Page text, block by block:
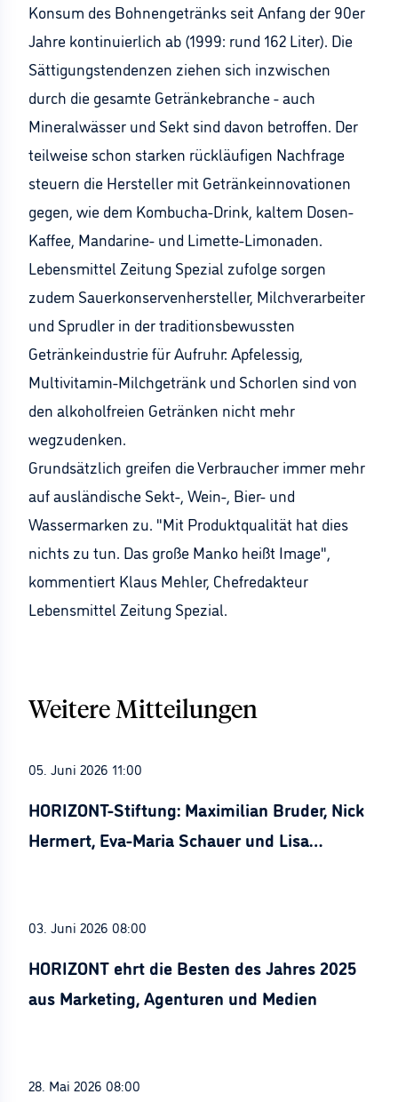
Konsum des Bohnengetränks seit Anfang der 90er
Jahre kontinuierlich ab (1999: rund 162 Liter). Die
Sättigungstendenzen ziehen sich inzwischen
durch die gesamte Getränkebranche - auch
Mineralwässer und Sekt sind davon betroffen. Der
teilweise schon starken rückläufigen Nachfrage
steuern die Hersteller mit Getränkeinnovationen
gegen, wie dem Kombucha-Drink, kaltem Dosen-
Kaffee, Mandarine- und Limette-Limonaden.
Lebensmittel Zeitung Spezial zufolge sorgen
zudem Sauerkonservenhersteller, Milchverarbeiter
und Sprudler in der traditionsbewussten
Getränkeindustrie für Aufruhr: Apfelessig,
Multivitamin-Milchgetränk und Schorlen sind von
den alkoholfreien Getränken nicht mehr
wegzudenken.
Grundsätzlich greifen die Verbraucher immer mehr
auf ausländische Sekt-, Wein-, Bier- und
Wassermarken zu. "Mit Produktqualität hat dies
nichts zu tun. Das große Manko heißt Image",
kommentiert Klaus Mehler, Chefredakteur
Lebensmittel Zeitung Spezial.
Weitere Mitteilungen
05. Juni 2026 11:00
HORIZONT-Stiftung: Maximilian Bruder, Nick
Hermert, Eva-Maria Schauer und Lisa
03. Juni 2026 08:00
HORIZONT ehrt die Besten des Jahres 2025
aus Marketing, Agenturen und Medien
28. Mai 2026 08:00